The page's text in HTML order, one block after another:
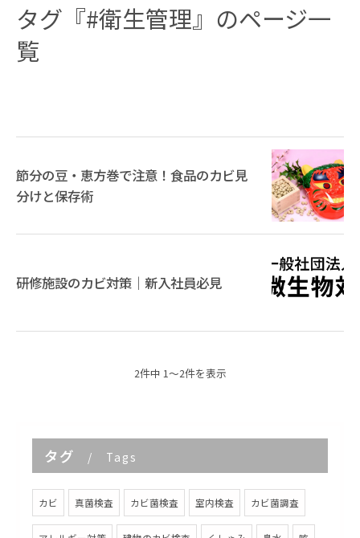
タグ『#衛生管理』のページ一
覧
節分の豆・恵方巻で注意！食品のカビ見
分けと保存術
研修施設のカビ対策｜新入社員必見
2件中 1～2件を表示
タグ Tags
カビ 真菌検査 カビ菌検査 室内検査 カビ菌調査